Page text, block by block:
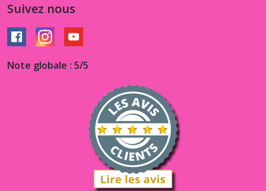
Suivez nous
Note globale : 5/5